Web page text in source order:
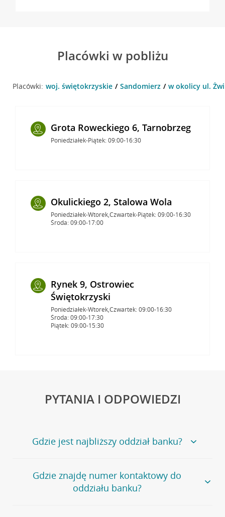
Placówki w pobliżu
Placówki: woj. świętokrzyskie Sandomierz w okolicy ul.
Grota Roweckiego 6, Tarnobrzeg
Poniedziałek-Piątek: 09:00-16:30
Okulickiego 2, Stalowa Wola
Poniedziałek-Wtorek,Czwartek-Piątek: 09:00-16:30
Środa: 09:00-17:00
Rynek 9, Ostrowiec
Świętokrzyski
Poniedziałek-Wtorek,Czwartek: 09:00-16:30
Środa: 09:00-17:30
Piątek: 09:00-15:30
PYTANIA I ODPOWIEDZI
Gdzie jest najbliższy oddział banku?
Jeśli szukasz oddziału naszego banku, zapraszamy na
stronęPlacówki i bankomaty, na której znajduje się
wygodna wyszukiwarka.
Gdzie znajdę numer kontaktowy do
oddziału banku?